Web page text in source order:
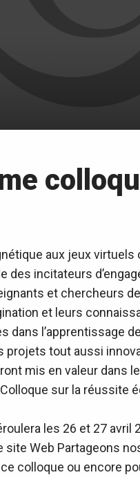
aux jeux
des incitateurs
et chercheurs
et leurs
dans l’apprentissage
projets tout aussi
mis en valeur dans
sur la réussite
les 26 et 27 avril
site Web Partageons
colloque ou encore